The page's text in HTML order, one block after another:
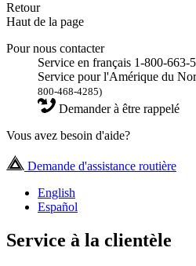
Retour
Haut de la page
Pour nous contacter
Service en français 1-800-663-
Service pour l'Amérique du
800-468-4285)
Demander à être rappelé
Vous avez besoin d'aide?
Demande d'assistance routière
English
Español
Service à la clientèle